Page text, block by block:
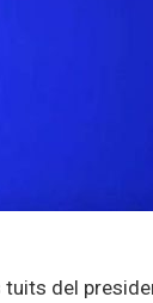
tuits del